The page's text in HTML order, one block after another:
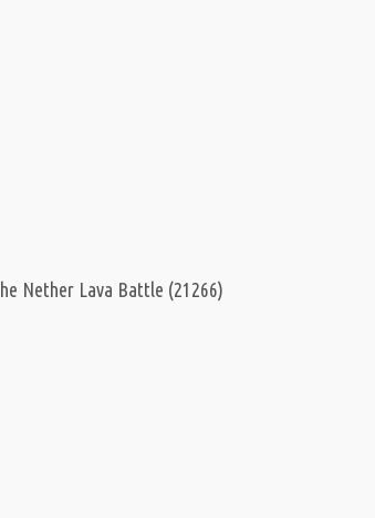
Nether Lava Battle (21266)